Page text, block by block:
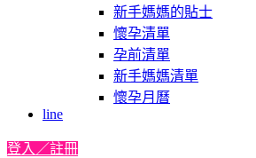
新手媽媽的貼士
懷孕清單
孕前清單
新手媽媽清單
懷孕月曆
line
登入／註冊